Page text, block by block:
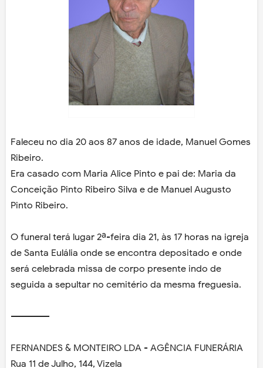
Faleceu no dia 20 aos 87 anos de idade, Manuel Gomes
Ribeiro.
Era casado com Maria Alice Pinto e pai de: Maria da
Conceição Pinto Ribeiro Silva e de Manuel Augusto
Pinto Ribeiro.
O funeral terá lugar 2ª-feira dia 21, às 17 horas na igreja
de Santa Eulália onde se encontra depositado e onde
será celebrada missa de corpo presente indo de
seguida a sepultar no cemitério da mesma freguesia.
-------------
FERNANDES & MONTEIRO LDA - AGÊNCIA FUNERÁRIA
Rua 11 de Julho, 144, Vizela